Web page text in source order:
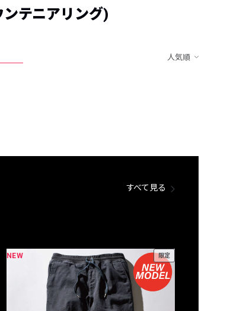
最近チェックしたアイテム
ンテニアリング)
人気順
すべて見る
NEW 限定